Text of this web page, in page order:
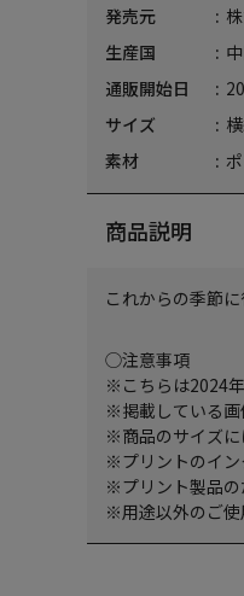
発売元
生産国
通販開始日
サイズ
素材
商品説明
これからの季節に
◯注意事項
※こちらは2024
※掲載している画
※商品のサイズに
※プリントのイン
※プリント製品の
※用途以外のご使